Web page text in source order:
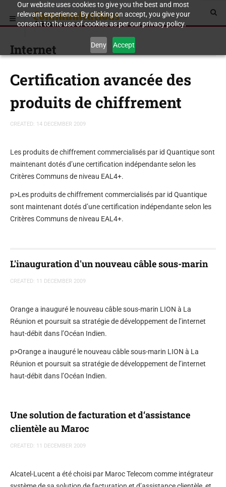
Our website uses cookies to give you the best and most
relevant experience. By clicking on accept, you give your
consent to the use of cookies as per our privacy policy.
Deny Accept
Internet
Certification avancée des
produits de chiffrement
CREATED: 14 DECEMBER 2009
Les produits de chiffrement commercialisés par id Quantique sont
maintenant dotés d’une certification indépendante selon les
Critères Communs de niveau EAL4+.
p>Les produits de chiffrement commercialisés par id Quantique
sont maintenant dotés d’une certification indépendante selon les
Critères Communs de niveau EAL4+.
L'inauguration d'un nouveau câble sous-marin
CREATED: 11 DECEMBER 2009
Orange a inauguré le nouveau câble sous-marin LION à La
Réunion et poursuit sa stratégie de développement de l’internet
haut-débit dans l’Océan Indien.
p>Orange a inauguré le nouveau câble sous-marin LION à La
Réunion et poursuit sa stratégie de développement de l’internet
haut-débit dans l’Océan Indien.
Une solution de facturation et d‘assistance
clientèle au Maroc
CREATED: 11 DECEMBER 2009
Alcatel-Lucent a été choisi par Maroc Telecom comme intégrateur